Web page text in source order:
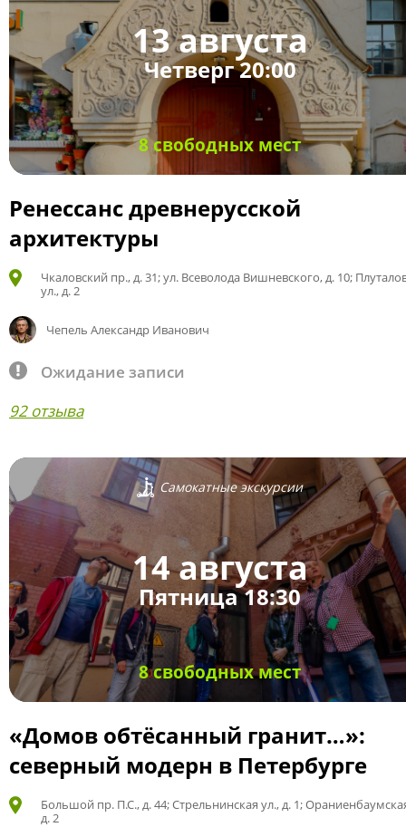
13 августа
Четверг 20:00
8 свободных мест
Ренессанс древнерусской
архитектуры
Чкаловский пр., д. 31; ул. Всеволода Вишневского, д. 10;
ул., д. 2
Чепель Александр Иванович
Ожидание записи
92 отзыва
Самокатные экскурсии
14 августа
Пятница 18:30
8 свободных мест
«Домов обтёсанный гранит…»:
северный модерн в Петербурге
Большой пр. П.С., д. 44; Стрельнинская ул., д. 1;
д. 2